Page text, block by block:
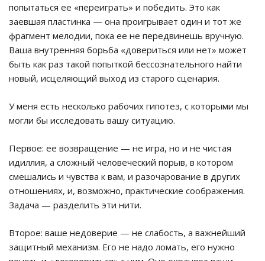
попытаться ее «переиграть» и победить. Это как
заевшая пластинка — она проигрывает один и тот же
фрагмент мелодии, пока ее не передвинешь вручную.
Ваша внутренняя борьба «довериться или нет» может
быть как раз такой попыткой бессознательного найти
новый, исцеляющий выход из старого сценария.
У меня есть несколько рабочих гипотез, с которыми мы
могли бы исследовать вашу ситуацию.
Первое: ее возвращение — не игра, но и не чистая
идиллия, а сложный человеческий порыв, в котором
смешались и чувства к вам, и разочарование в других
отношениях, и, возможно, практические соображения.
Задача — разделить эти нити.
Второе: ваше недоверие — не слабость, а важнейший
защитный механизм. Его не надо ломать, его нужно